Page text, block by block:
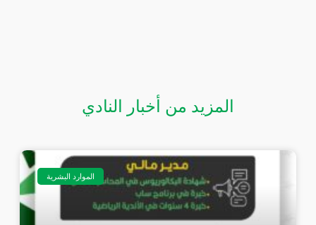
المزيد من أخبار النادي
الموارد البشرية